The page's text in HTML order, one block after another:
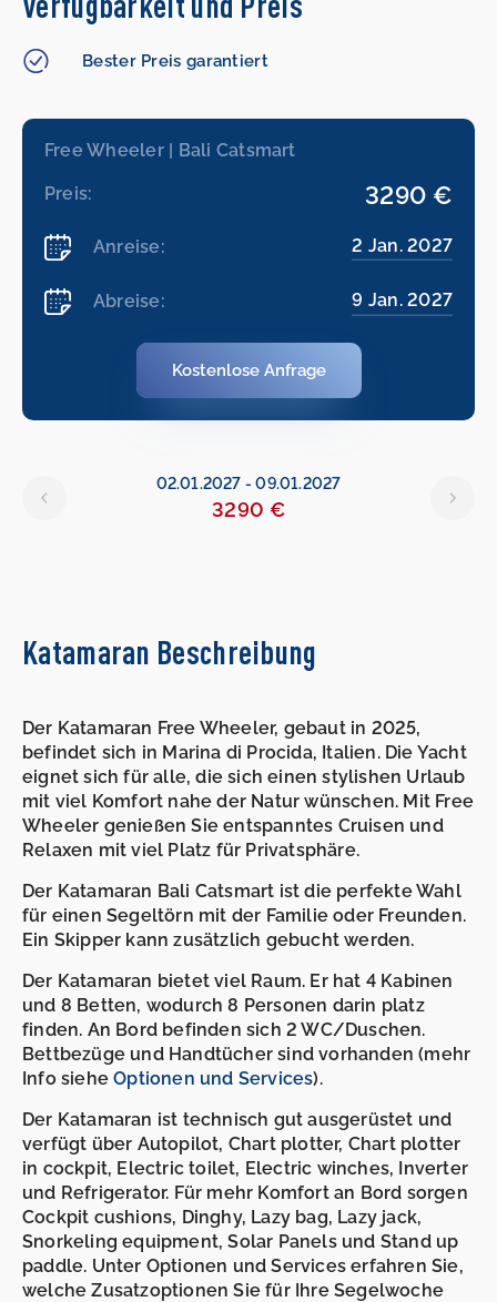
Bester Preis garantiert
Free Wheeler | Bali Catsmart
Preis: 3290 €
Anreise: 2 Jan. 2027
Abreise: 9 Jan. 2027
Kostenlose Anfrage
02.01.2027 -09.01.2027
3290 €
Katamaran Beschreibung
Der Katamaran Free Wheeler, gebaut in 2025,
befindet sich in Marina di Procida, Italien. Die Yacht
eignet sich für alle, die sich einen stylishen Urlaub
mit viel Komfort nahe der Natur wünschen. Mit Free
Wheeler genießen Sie entspanntes Cruisen und
Relaxen mit viel Platz für Privatsphäre.
Der Katamaran Bali Catsmart ist die perfekte Wahl
für einen Segeltörn mit der Familie oder Freunden.
Ein Skipper kann zusätzlich gebucht werden.
Der Katamaran bietet viel Raum. Er hat 4 Kabinen
und 8 Betten, wodurch 8 Personen darin platz
finden. An Bord befinden sich 2 WC/Duschen.
Bettbezüge und Handtücher sind vorhanden (mehr
Info sieheOptionen und Services).
Der Katamaran ist technisch gut ausgerüstet und
verfügt über Autopilot, Chart plotter, Chart plotter
in cockpit, Electric toilet, Electric winches, Inverter
und Refrigerator. Für mehr Komfort an Bord sorgen
Cockpit cushions, Dinghy, Lazy bag, Lazy jack,
Snorkeling equipment, Solar Panels und Stand up
paddle. Unter Optionen und Services erfahren Sie,
welche Zusatzoptionen Sie für Ihre Segelwoche